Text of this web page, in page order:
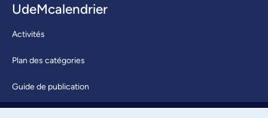
UdeMcalendrier
Activités
Plan des catégories
Guide de publication